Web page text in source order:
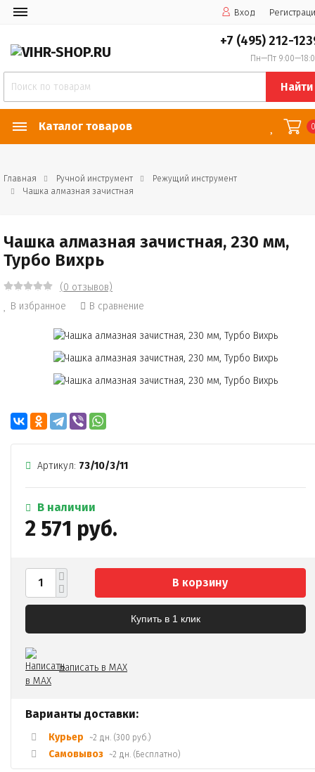
Вход
+7 (495) 212-
Пн—Пт
Найти
Каталог товаров
Главная Ручной инструмент
Режущий инструмент
Чашка алмазная зачистная
Чашка алмазная зачистная, 230 мм,
Турбо Вихрь
(0 отзывов)
В избранное
В сравнение
Артикул: 73/10/3/11
В наличии
2 571 руб.
В корзину
Купить в 1 клик
Написать в MAX
Варианты доставки:
Курьер ~2 дн. (300 руб.)
Самовывоз ~2 дн. (Бесплатно)